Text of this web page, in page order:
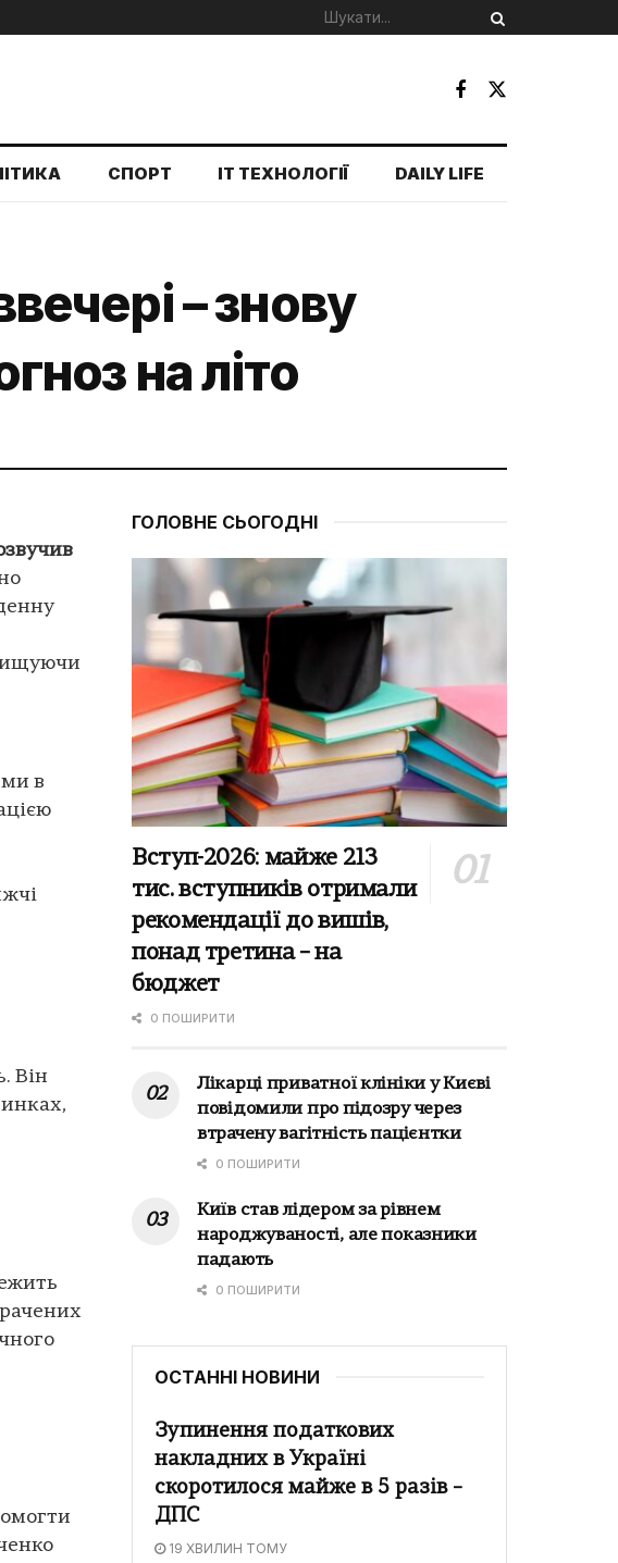
СПОРТ IT ТЕХНОЛОГІЇ DAILY LIFE
– знову
на літо
в
Він
ГОЛОВНЕ СЬОГОДНІ
Вступ-2026: майже 213
тис. вступників отримали
рекомендації до вишів,
понад третина – на
бюджет
0 ПОШИРИТИ
Лікарці приватної клініки у Києві
повідомили про підозру через
втрачену вагітність пацієнтки
0 ПОШИРИТИ
Київ став лідером за рівнем
народжуваності, але показники
падають
0 ПОШИРИТИ
ОСТАННІ НОВИНИ
Зупинення податкових
накладних в Україні
скоротилося майже в 5 разів –
ДПС
19 ХВИЛИН ТОМУ